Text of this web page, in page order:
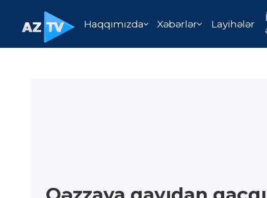
Haqqımızda Xəbərlər Layihələr